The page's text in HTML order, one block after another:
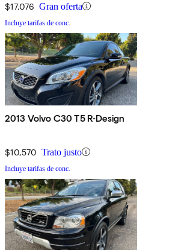
$17,076 Gran oferta
Incluye tarifas de conc.
2013 Volvo C30 T5 R-Design
$10,570 Trato justo
Incluye tarifas de conc.